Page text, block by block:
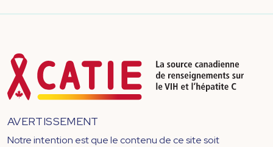
AVERTISSEMENT
Notre intention est que le contenu de ce site soit